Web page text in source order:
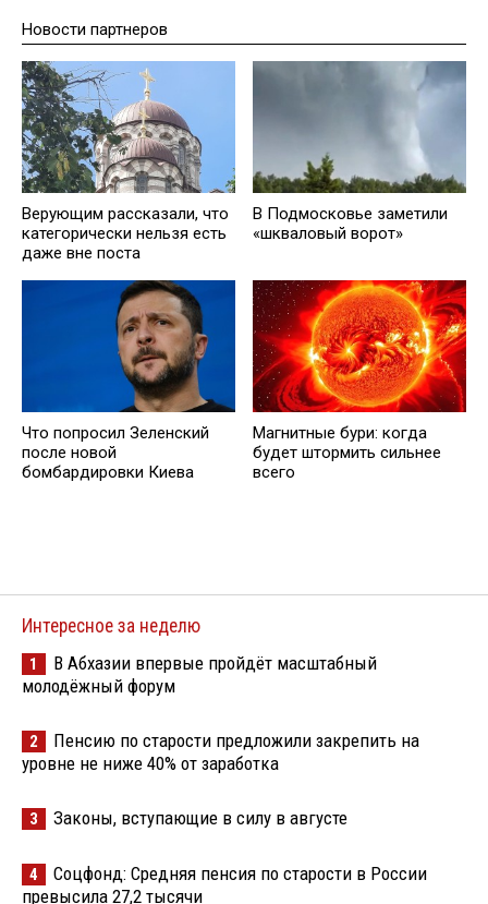
Новости партнеров
Верующим рассказали, что
категорически нельзя есть
даже вне поста
В Подмосковье заметили
«шкваловый ворот»
Что попросил Зеленский
после новой
бомбардировки Киева
Магнитные бури: когда
будет штормить сильнее
всего
Интересное за неделю
1
В Абхазии впервые пройдёт масштабный
молодёжный форум
2
Пенсию по старости предложили закрепить на
уровне не ниже 40% от заработка
3 Законы, вступающие в силу в августе
4
Соцфонд: Средняя пенсия по старости в России
превысила 27,2 тысячи